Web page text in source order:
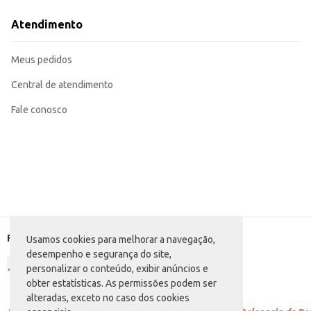
Usamos cookies para melhorar a navegação,
desempenho e segurança do site,
personalizar o conteúdo, exibir anúncios e
obter estatísticas. As permissões podem ser
alteradas, exceto no caso dos cookies
Ideal para lanches rápidos e saudáveis.
O Pão Light Massaleve Linhaça oferece praticidade e sabor, contribuindo
Atendimento
Meus pedidos
Central de atendimento
Fale conosco
Formas de pagamento